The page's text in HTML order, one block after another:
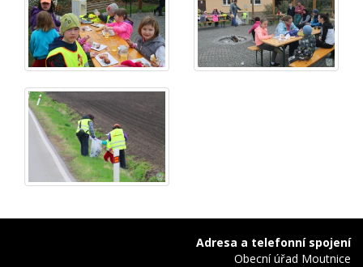
Adresa a telefonní spojení
Obecní úřad Moutnice